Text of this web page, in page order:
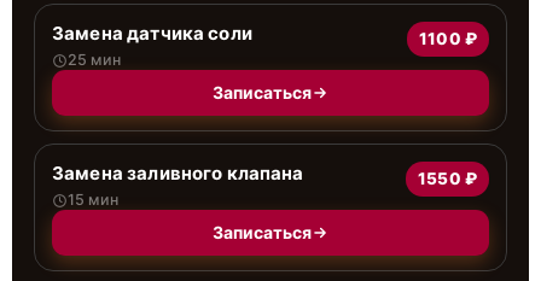
Замена датчика соли
25 мин
1100 ₽
Записаться
Замена заливного клапана
15 мин
1550 ₽
Записаться